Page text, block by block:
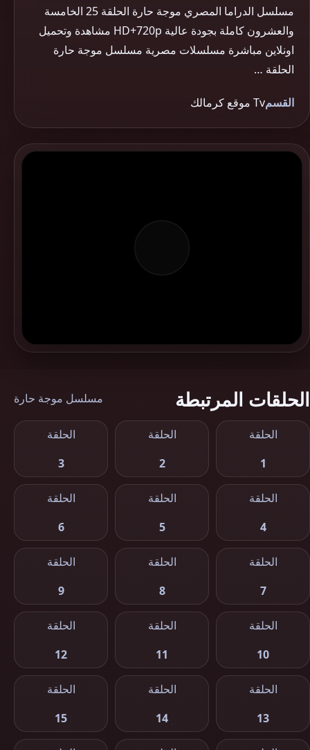
مسلسل الدراما المصري موجة حارة الحلقة 25 الخامسة
والعشرون كاملة بجودة عالية HD+720p مشاهدة وتحميل
اونلاين مباشرة مسلسلات مصرية مسلسل موجة حارة
الحلقة …
القسمTv موقع كرمالك
الحلقات المرتبطة مسلسل موجة حارة
الحلقة
1
الحلقة
2
الحلقة
3
الحلقة
4
الحلقة
5
الحلقة
6
الحلقة
7
الحلقة
8
الحلقة
9
الحلقة
10
الحلقة
11
الحلقة
12
الحلقة
13
الحلقة
14
الحلقة
15